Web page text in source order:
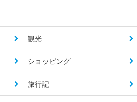
観光
ショッピング
旅行記